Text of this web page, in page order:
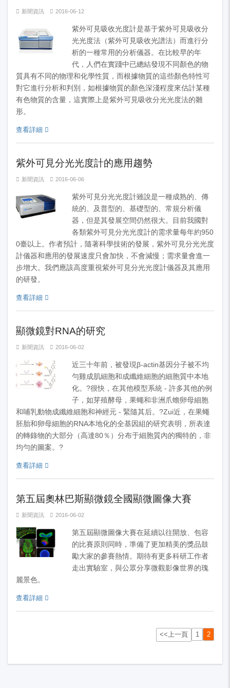
新聞資訊 2016-06-12
紫外可見吸收光度計是基于紫外可見吸收分
光光度法（紫外可見吸收光譜法）而進行分
析的一種常用的分析儀器。在比較早的年
代，人們在實踐中已總結發現不同顏色的物
質具有不同的物理和化學性質，而根據物質的這些顏色特性可
對它進行分析和判別，如根據物質的顏色深淺程度來估計某種
有色物質的含量，這實際上是紫外可見吸收分光光度法的雛
形。
查看詳細
紫外可見分光光度計的應用趨勢
新聞資訊 2016-06-06
紫外可見分光光度計雖說是一種成熟的、傳
統的、及普型的、基礎型的、常規分析儀
器，但是其發展空間仍然很大。目前我國對
各類紫外可見分光光度計的需求量每年約950
0臺以上。作者預計，隨著科學技術的發展，紫外可見分光光度
計儀器和應用的發展速度只會加快，不會減慢；需求量會進一
步增大。我們應該高度重視紫外可見分光光度計儀器及其應用
的研發。
查看詳細
顯微鏡對RNA的研究
新聞資訊 2016-06-02
近三十年前，被發現β-actin基因分子被不均
勻雞成肌細胞和成纖維細胞的細胞質中本地
化。?很快，在其他模型系統 - 許多其他的例
子，如芽殖酵母，果蠅和非洲爪蟾卵母細胞
和哺乳動物成纖維細胞和神經元 - 緊隨其后。?Zui近，在果蠅
胚胎和卵母細胞的RNA本地化的全基因組的研究表明，所表達
的轉錄物的大部分（高達80％）分布于細胞質內的獨特的，非
均勻的圖案。?
查看詳細
第五屆奧林巴斯顯微鏡全國顯微圖像大賽
新聞資訊 2016-06-02
第五屆顯微圖像大賽在延續以往開放、包容
的比賽原則同時，準備了更加精美的獎品鼓
勵大家的參賽熱情。期待有更多科研工作者
走出實驗室，與公眾分享微觀影像世界的瑰
麗景色。
查看詳細
<<上一頁 1 2